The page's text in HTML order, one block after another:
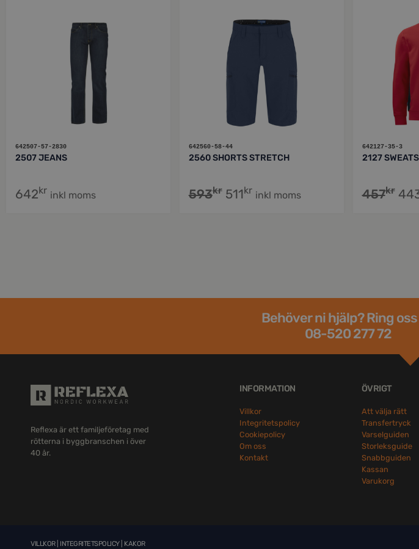
642507-57-2830
2507 JEANS
642kr inkl moms
642560-58-44
2560 SHORTS STRETCH
593kr 511kr inkl moms
642127-35-3
2127
457kr
Behöver ni hjälp? Ring
08-520 277 72
Reflexa är ett familjeföretag med
rötterna i byggbranschen i över
40 år.
INFORMATION
Villkor
Integritetspolicy
Cookiepolicy
Om oss
Kontakt
ÖVRIGT
Att välja rätt
Transfertryck
Varselguiden
Storleksguide
Snabbguiden
Kassan
Varukorg
VILLKOR| INTEGRITETSPOLICY| KAKOR